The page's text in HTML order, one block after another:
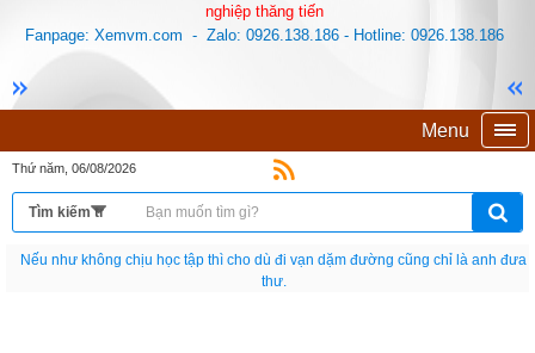
nghiệp thăng tiến
Fanpage: Xemvm.com - Zalo: 0926.138.186 - Hotline: 0926.138.186
Menu
Thứ năm, 06/08/2026
Nếu như không chịu học tập thì cho dù đi vạn dặm đường cũng chỉ là anh đưa
thư.